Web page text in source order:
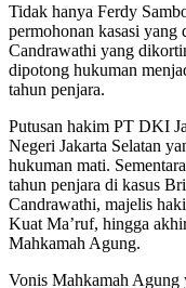
Tidak hanya Ferdy
permohonan kasasi
Candrawathi yang
dipotong hukuman
tahun penjara.
Putusan hakim PT DKI
Negeri Jakarta Selatan
hukuman mati.
tahun penjara di kasus
Candrawathi, majelis
Kuat Ma’ruf, hingga
Mahkamah Agung.
Vonis Mahkamah Agung